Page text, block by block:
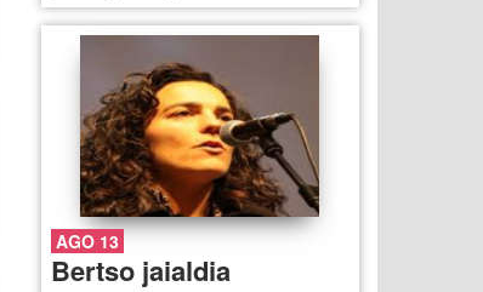
AGO 13
Bertso jaialdia